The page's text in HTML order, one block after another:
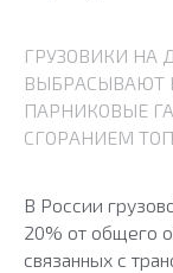
ГРУЗОВИКИ НА
ВЫБРАСЫВАЮТ
ПАРНИКОВЫЕ
СГОРАНИЕМ
В России
20% от общего
связанных с